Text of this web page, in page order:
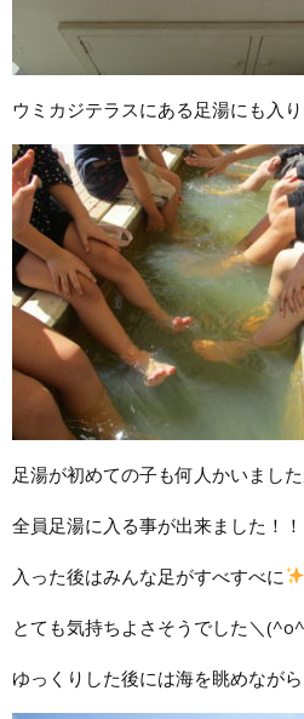
ウミカジテラスにある足湯にも入
足湯が初めての子も何人かいまし
全員足湯に入る事が出来ました！！
入った後はみんな足がすべすべに
とても気持ちよさそうでした＼
ゆっくりした後には海を眺めなが